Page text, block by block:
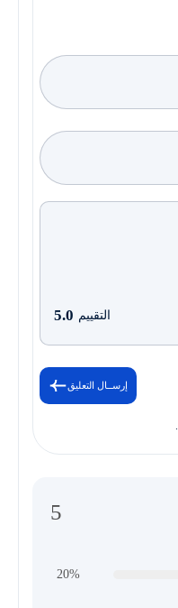
التقييم 5.0
إرســال التعليق
5
20%